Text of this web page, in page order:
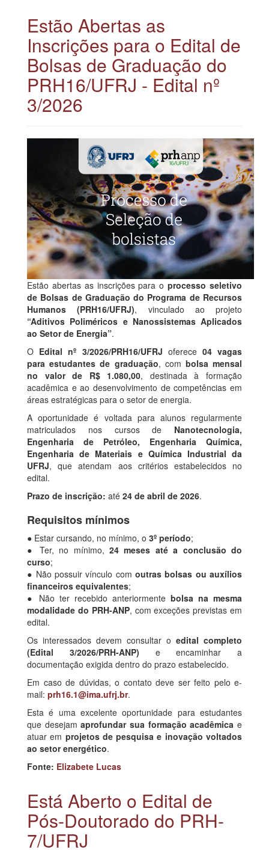
Estão Abertas as
Inscrições para o Edital de
Bolsas de Graduação do
PRH16/UFRJ - Edital nº
3/2026
Estão abertas as inscrições para oprocesso seletivo
de Bolsas de Graduação do Programa de Recursos
Humanos (PRH16/UFRJ), vinculado ao projeto
“Aditivos Poliméricos e Nanossistemas Aplicados
ao Setor de Energia”.
O Edital nº 3/2026/PRH16/UFRJ oferece 04 vagas
para estudantes de graduação, com bolsa mensal
no valor de R$ 1.080,00, destinada à formação
acadêmica e ao desenvolvimento de competências em
áreas estratégicas para o setor de energia.
A oportunidade é voltada para alunos regularmente
matriculados nos cursos de Nanotecnologia,
Engenharia de Petróleo, Engenharia Química,
Engenharia de Materiais e Química Industrial da
UFRJ, que atendam aos critérios estabelecidos no
edital.
Prazo de inscrição: até 24 de abril de 2026.
Requisitos mínimos
● Estar cursando, no mínimo, o 3º período;
● Ter, no mínimo, 24 meses até a conclusão do
curso;
● Não possuir vínculo com outras bolsas ou auxílios
financeiros equivalentes;
● Não ter recebido anteriormente bolsa na mesma
modalidade do PRH-ANP, com exceções previstas em
edital.
Os interessados devem consultar o edital completo
(Edital 3/2026/PRH-ANP) e encaminhar a
documentação exigida dentro do prazo estabelecido.
Em caso de dúvidas, o contato deve ser feito pelo e-
mail: prh16.1@ima.ufrj.br.
Esta é uma excelente oportunidade para estudantes
que desejamaprofundar sua formação acadêmica e
atuar em projetos de pesquisa e inovação voltados
ao setor energético.
Fonte: Elizabete Lucas
Está Aberto o Edital de
Pós-Doutorado do PRH-
7/UFRJ